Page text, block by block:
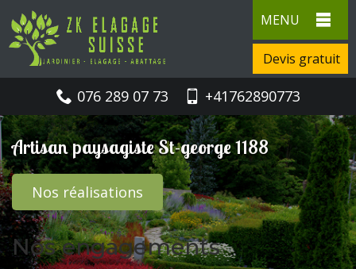
MENU
Devis gratuit
076 289 07 73 +41762890773
Artisan paysagiste St-george 1188
Nos réalisations
Nos engagements